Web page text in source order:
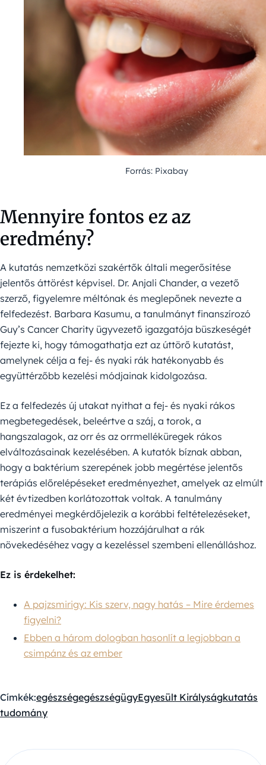
Forrás: Pixabay
Mennyire fontos ez az
eredmény?
A kutatás nemzetközi szakértők általi megerősítése
jelentős áttörést képvisel. Dr. Anjali Chander, a vezető
szerző, figyelemre méltónak és meglepőnek nevezte a
felfedezést. Barbara Kasumu, a tanulmányt finanszírozó
Guy’s Cancer Charity ügyvezető igazgatója büszkeségét
fejezte ki, hogy támogathatja ezt az úttörő kutatást,
amelynek célja a fej- és nyaki rák hatékonyabb és
együttérzőbb kezelési módjainak kidolgozása.
Ez a felfedezés új utakat nyithat a fej- és nyaki rákos
megbetegedések, beleértve a száj, a torok, a
hangszalagok, az orr és az orrmelléküregek rákos
elváltozásainak kezelésében. A kutatók bíznak abban,
hogy a baktérium szerepének jobb megértése jelentős
terápiás előrelépéseket eredményezhet, amelyek az elmúlt
két évtizedben korlátozottak voltak. A tanulmány
eredményei megkérdőjelezik a korábbi feltételezéseket,
miszerint a fusobaktérium hozzájárulhat a rák
növekedéséhez vagy a kezeléssel szembeni ellenálláshoz.
Ez is érdekelhet:
A pajzsmirigy: Kis szerv, nagy hatás – Mire érdemes
figyelni?
Ebben a három dologban hasonlít a legjobban a
csimpánz és az ember
Címkék:egészségegészségügyEgyesült Királyságkutatás
tudomány